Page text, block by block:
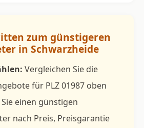
zum günstigeren
in Schwarzheide
Vergleichen Sie die
für PLZ 01987 oben
einen günstigen
nach Preis, Preisgarantie